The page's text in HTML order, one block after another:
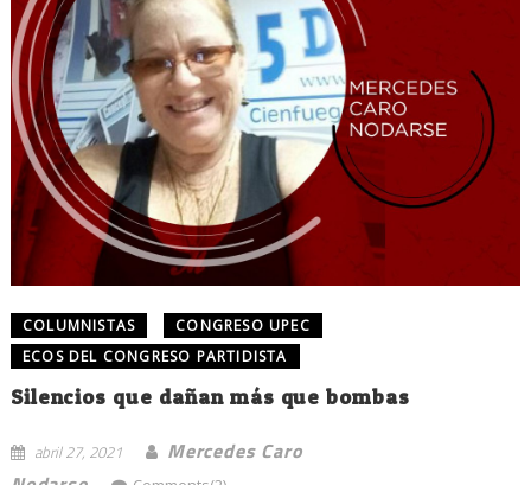
COLUMNISTAS
CONGRESO UPEC
ECOS DEL CONGRESO PARTIDISTA
Silencios que dañan más que bombas
abril 27, 2021
Mercedes Caro